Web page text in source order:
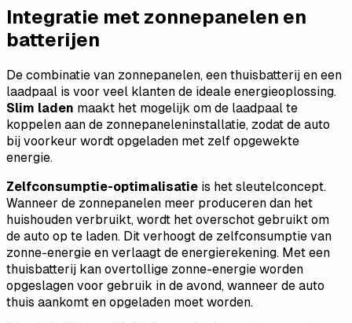
Integratie met zonnepanelen en
batterijen
De combinatie van zonnepanelen, een thuisbatterij en een
laadpaal is voor veel klanten de ideale energieoplossing.
Slim laden maakt het mogelijk om de laadpaal te
koppelen aan de zonnepaneleninstallatie, zodat de auto
bij voorkeur wordt opgeladen met zelf opgewekte
energie.
Zelfconsumptie-optimalisatie is het sleutelconcept.
Wanneer de zonnepanelen meer produceren dan het
huishouden verbruikt, wordt het overschot gebruikt om
de auto op te laden. Dit verhoogt de zelfconsumptie van
zonne-energie en verlaagt de energierekening. Met een
thuisbatterij kan overtollige zonne-energie worden
opgeslagen voor gebruik in de avond, wanneer de auto
thuis aankomt en opgeladen moet worden.